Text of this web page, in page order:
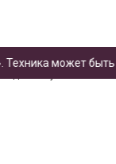
может быть
Т30.03 ответ